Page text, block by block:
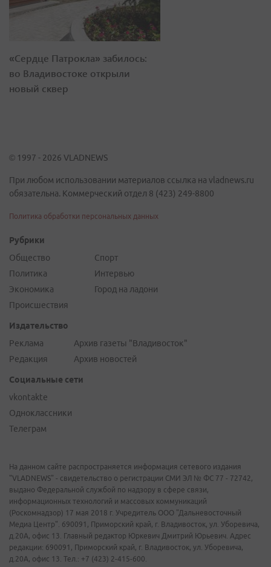
«Сердце Патрокла» забилось:
во Владивостоке открыли
новый сквер
© 1997 - 2026 VLADNEWS
При любом использовании материалов ссылка на vladnews.ru
обязательна. Коммерческий отдел 8 (423) 249-8800
Политика обработки персональных данных
Рубрики
Общество
Политика
Экономика
Происшествия
Спорт
Интервью
Город на ладони
Издательство
Реклама
Редакция
Архив газеты "Владивосток"
Архив новостей
Социальные сети
vkontakte
Одноклассники
Телеграм
На данном сайте распространяется информация сетевого издания
"VLADNEWS" - свидетельство о регистрации СМИ ЭЛ № ФС 77 - 72742,
выдано Федеральной службой по надзору в сфере связи,
информационных технологий и массовых коммуникаций
(Роскомнадзор) 17 мая 2018 г. Учредитель ООО "Дальневосточный
Медиа Центр". 690091, Приморский край, г. Владивосток, ул. Уборевича,
д.20А, офис 13. Главный редактор Юркевич Дмитрий Юрьевич. Адрес
редакции: 690091, Приморский край, г. Владивосток, ул. Уборевича,
д.20А, офис 13. Тел.: +7 (423) 2-415-600.